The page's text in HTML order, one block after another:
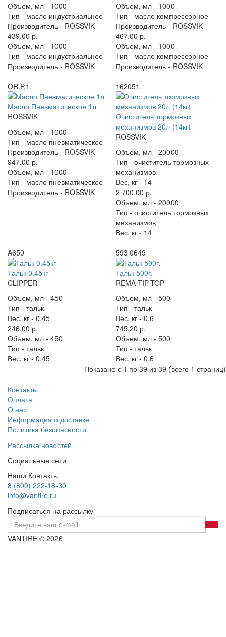
Объем, мл - 1000
Тип - масло индустриальное
Производитель - ROSSVIK
439.00 р.
Объем, мл - 1000
Тип - масло индустриальное
Производитель - ROSSVIK
Объем, мл - 1000
Тип - масло компрессорное
Производитель - ROSSVIK
467.00 р.
Объем, мл - 1000
Тип - масло компрессорное
Производитель - ROSSVIK
OR.P.1.
Масло Пневматическое 1л
ROSSVIK
Объем, мл - 1000
Тип - масло пневматическое
Производитель - ROSSVIK
947.00 р.
Объем, мл - 1000
Тип - масло пневматическое
Производитель - ROSSVIK
162051
Очиститель тормозных
механизмов 20л (14кг)
ROSSVIK
Объем, мл - 20000
Тип - очиститель тормозных
механизмов
Вес, кг - 14
2 700.00 р.
Объем, мл - 20000
Тип - очиститель тормозных
механизмов
Вес, кг - 14
A650
Тальк 0,45кг
CLIPPER
Объем, мл - 450
Тип - тальк
Вес, кг - 0,45
246.00 р.
Объем, мл - 450
Тип - тальк
Вес, кг - 0,45
593 0649
Тальк 500г.
REMA TIP-TOP
Объем, мл - 500
Тип - тальк
Вес, кг - 0,6
745.20 р.
Объем, мл - 500
Тип - тальк
Вес, кг - 0,6
Показано с 1 по 39 из 39 (всего 1 страниц)
Контакты
Оплата
О нас
Информация о доставке
Политика безопасности
Рассылка новостей
Социальные сети
Наши Контакты
8 (800) 222-18-30
info@vantire.ru
Подписаться на рассылку
VANTIRE © 2026